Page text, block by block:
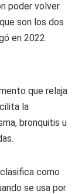
poder volver.
son los dos
en 2022.
que relaja
la
bronquitis u
como
se usa por